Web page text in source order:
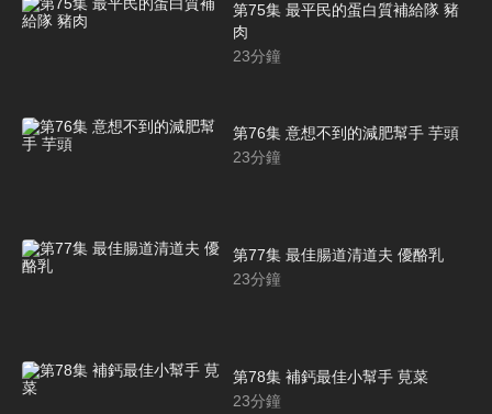
第75集 最平民的蛋白質補給隊 豬
肉
23分鐘
第76集 意想不到的減肥幫手 芋頭
23分鐘
第77集 最佳腸道清道夫 優酪乳
23分鐘
第78集 補鈣最佳小幫手 莧菜
23分鐘